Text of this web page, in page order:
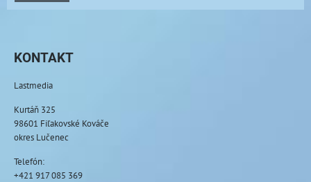
KONTAKT
Lastmedia
Kurtáň 325
98601 Fiľakovské Kováče
okres Lučenec
Telefón:
+421 917 085 369